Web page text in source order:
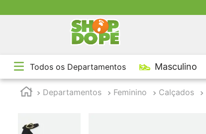
Todos os Departamentos Masculino
Departamentos Feminino Calçados